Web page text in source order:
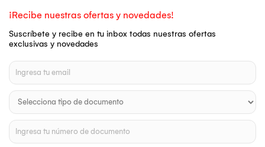
¡Recibe nuestras ofertas y novedades!
Suscríbete y recibe en tu inbox todas nuestras ofertas
exclusivas y novedades